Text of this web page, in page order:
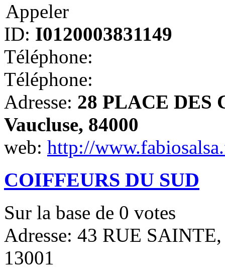
Appeler
ID: I0120003831149
Téléphone:
Téléphone:
Adresse: 28 PLACE DES
Vaucluse, 84000
web: http://
COIFFEURS DU SUD
Sur la base de 0 votes
Adresse: 43 RUE
13001